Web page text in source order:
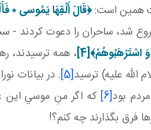
همين است:﴿قَالَ أَلْقِهَا يَمُوسى ٭
شد، ساحران را دعوت کردند -
اسْتَرْهَبُوهُمْ﴾[4] ، همه ترسيدند،
الله عليه) ترسيد[5]
. در بيانات
بود[6]
که اگر منِ موسي اين
فرق بگذارند چه کنم؟!